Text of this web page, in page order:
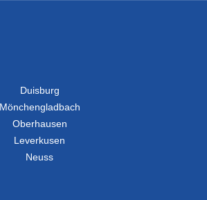
Duisburg
Mönchengladbach
Oberhausen
Leverkusen
Neuss